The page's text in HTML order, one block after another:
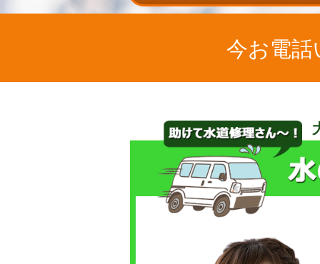
今お電